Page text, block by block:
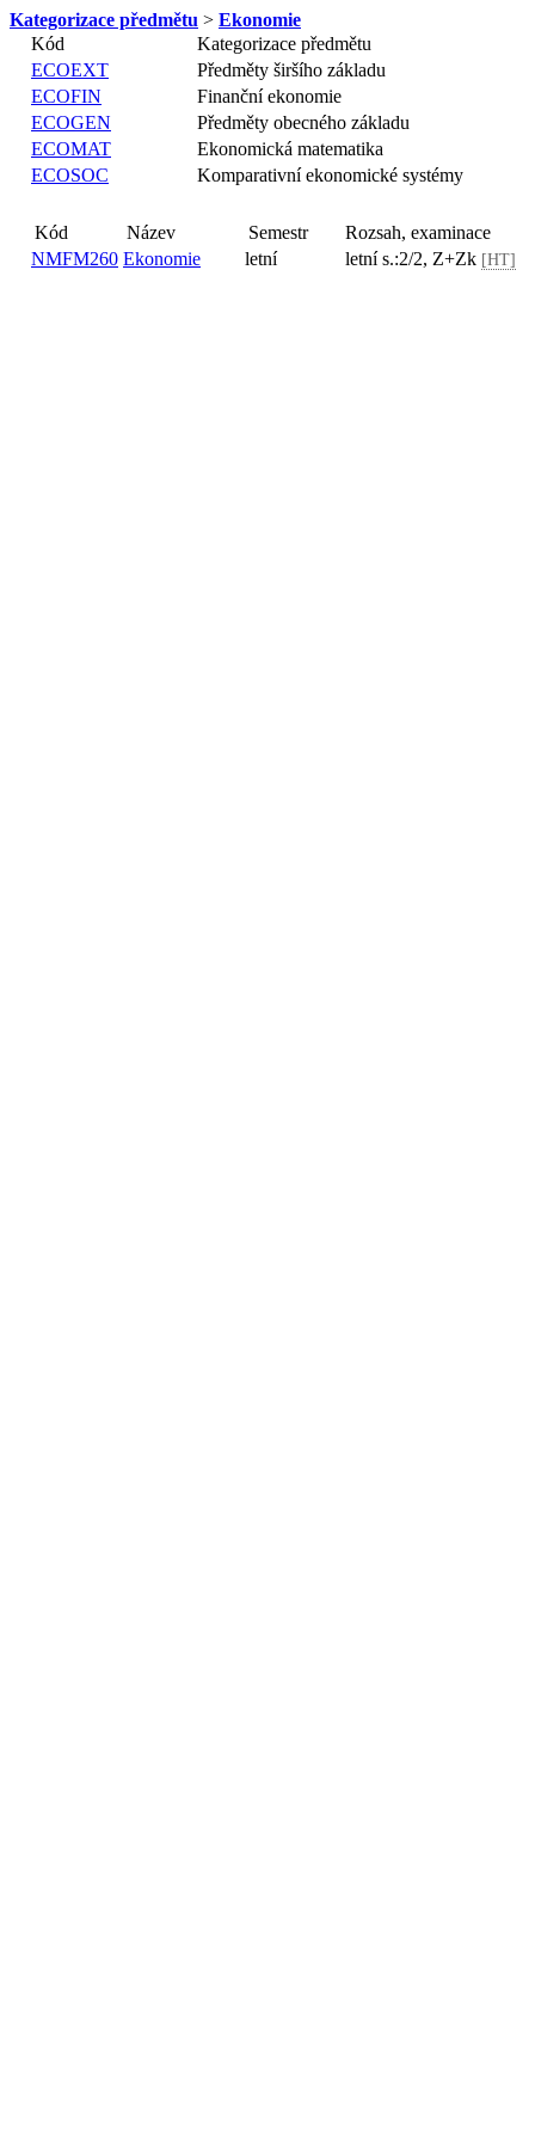
Kategorizace předmětu > Ekonomie
Kód
Kategorizace předmětu
ECOEXT
Předměty širšího základu
ECOFIN
Finanční ekonomie
ECOGEN
Předměty obecného základu
ECOMAT
Ekonomická matematika
ECOSOC
Komparativní ekonomické systémy
Kód Název Semestr
Rozsah, examinace
NMFM260 Ekonomie letní letní s.:2/2, Z+Zk [HT]